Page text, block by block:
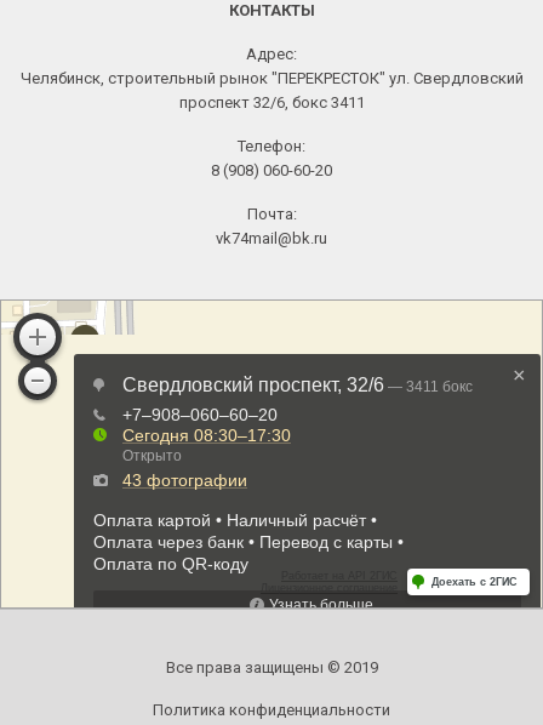
КОНТАКТЫ
Адрес:
Челябинск, строительный рынок "ПЕРЕКРЕСТОК" ул. Свердловский
проспект 32/6, бокс 3411
Телефон:
8 (908) 060-60-20
Почта:
vk74mail@bk.ru
Все права защищены © 2019
Политика конфиденциальности